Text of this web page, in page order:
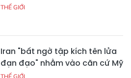
THẾ GIỚI
Iran "bất ngờ tập kích tên lửa
đạn đạo" nhằm vào căn cứ Mỹ
THẾ GIỚI